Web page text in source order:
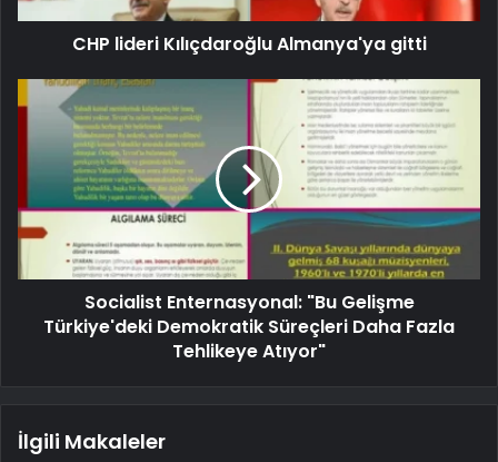
CHP lideri Kılıçdaroğlu Almanya'ya gitti
Socialist Enternasyonal: "Bu Gelişme
Türkiye'deki Demokratik Süreçleri Daha Fazla
Tehlikeye Atıyor"
İlgili Makaleler